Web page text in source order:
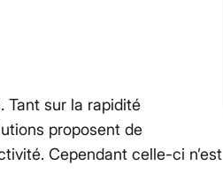
Tant sur la rapidité
proposent de
Cependant celle-ci n’est